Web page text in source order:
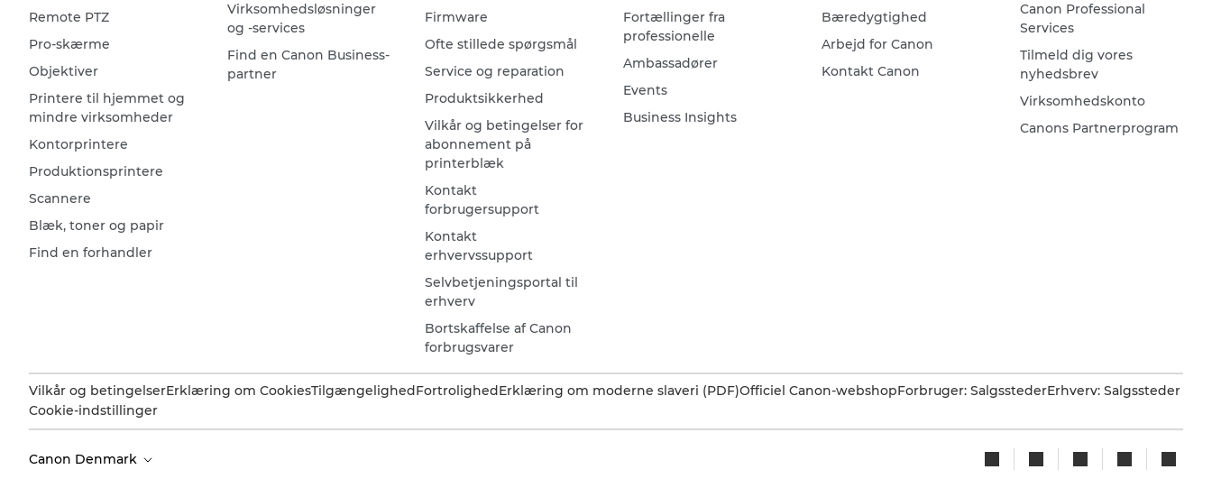
Remote PTZ
Pro-skærme
Objektiver
Printere til hjemmet og
mindre virksomheder
Kontorprintere
Produktionsprintere
Scannere
Blæk, toner og papir
Find en forhandler
Virksomhedsløsninger
og -services
Find en Canon Business-
partner
Firmware
Ofte stillede spørgsmål
Service og reparation
Produktsikkerhed
Vilkår og betingelser for
abonnement på
printerblæk
Kontakt
forbrugersupport
Kontakt
erhvervssupport
Selvbetjeningsportal til
erhverv
Bortskaffelse af Canon
forbrugsvarer
Fortællinger fra
professionelle
Ambassadører
Events
Business Insights
Bæredygtighed
Arbejd for Canon
Kontakt Canon
Canon Professional
Services
Tilmeld dig vores
nyhedsbrev
Virksomhedskonto
Canons Partnerprogram
Vilkår og betingelserErklæring om CookiesTilgængelighedFortrolighedErklæring om moderne slaveri (PDF)Officiel Canon-webshopForbruger: SalgsstederErhverv: Salgssteder
Cookie-indstillinger
Canon Denmark